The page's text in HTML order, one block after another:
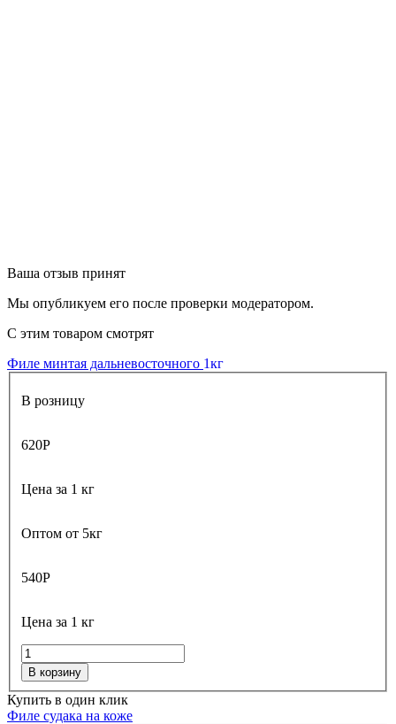
Ваша отзыв принят
Мы опубликуем его после проверки модератором.
С этим товаром смотрят
Филе минтая дальневосточного 1кг
В розницу
620Р
Цена за 1 кг
Оптом от 5кг
540Р
Цена за 1 кг
В корзину
Купить в один клик
Филе судака на коже